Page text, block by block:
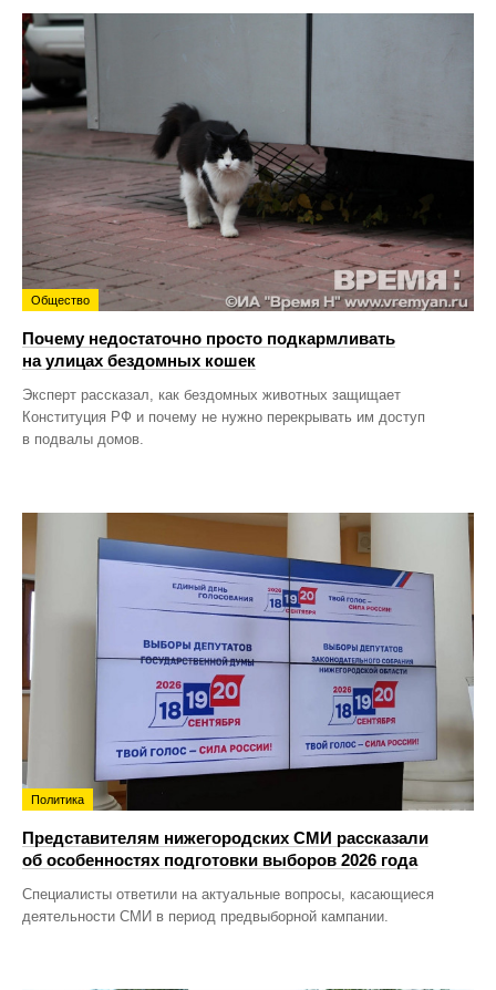
Общество
Почему недостаточно просто подкармливать
на улицах бездомных кошек
Эксперт рассказал, как бездомных животных защищает
Конституция РФ и почему не нужно перекрывать им доступ
в подвалы домов.
Политика
Представителям нижегородских СМИ рассказали
об особенностях подготовки выборов 2026 года
Специалисты ответили на актуальные вопросы, касающиеся
деятельности СМИ в период предвыборной кампании.